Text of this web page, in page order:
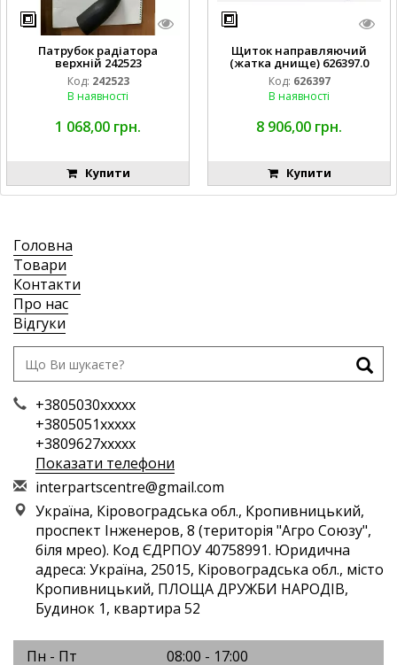
Патрубок радіатора
верхній 242523
Код: 242523
В наявності
1 068,00 грн.
Купити
Щиток направляючий
(жатка днище) 626397.0
Код: 626397
В наявності
8 906,00 грн.
Купити
Головна
Товари
Контакти
Про нас
Відгуки
+3805030xxxxx
+3805051xxxxx
+3809627xxxxx
Показати телефони
interpartscentre@gmail.com
Україна, Кіровоградська обл., Кропивницький,
проспект Інженеров, 8 (територія "Агро Союзу",
біля мрео). Код ЄДРПОУ 40758991. Юридична
адреса: Україна, 25015, Кіровоградська обл., місто
Кропивницький, ПЛОЩА ДРУЖБИ НАРОДІВ,
Будинок 1, квартира 52
Пн - Пт
08:00 - 17:00